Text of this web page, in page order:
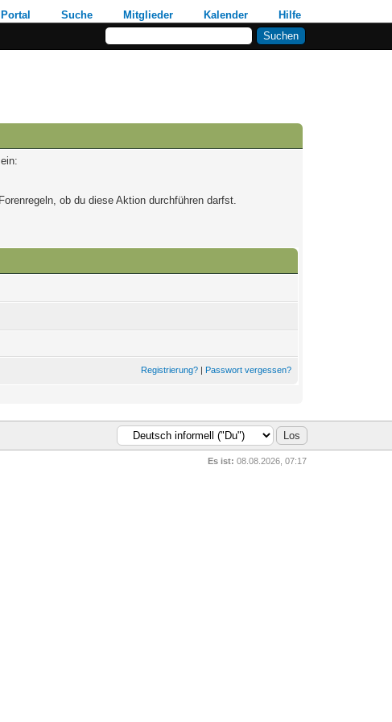
Portal Suche Mitglieder Kalender
Hilfe
ob du diese Aktion durchführen darfst.
Registrierung? | Passwort vergessen?
Es ist: 08.08.2026, 07:17